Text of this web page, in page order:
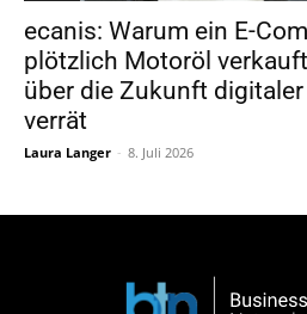
ecanis: Warum ein E-
plötzlich Motoröl
über die Zukunft
verrät
Laura Langer - 8. Juli 2026